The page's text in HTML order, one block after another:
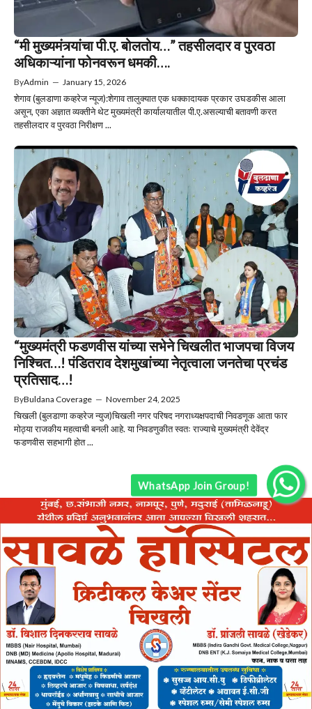
“मी मुख्यमंत्र्यांचा पी.ए. बोलतोय…” तहसीलदार व पुरवठा
अधिकाऱ्यांना फोनवरून धमकी….
ByAdmin — January 15, 2026
शेगाव (बुलडाणा कव्हरेज न्यूज):शेगाव तालुक्यात एक धक्कादायक प्रकार उघडकीस आला
असून, एका अज्ञात व्यक्तीने थेट मुख्यमंत्री कार्यालयातील पी.ए.असल्याची बतावणी करत
तहसीलदार व पुरवठा निरीक्षण ...
“मुख्यमंत्री फडणवीस यांच्या सभेने चिखलीत भाजपचा विजय
निश्चित…! पंडितराव देशमुखांच्या नेतृत्वाला जनतेचा प्रचंड
प्रतिसाद…!
ByBuldana Coverage — November 24, 2025
चिखली (बुलडाणा कव्हरेज न्युज)चिखली नगर परिषद नगराध्यक्षपदाची निवडणूक आता फार
मोठ्या राजकीय महत्वाची बनली आहे. या निवडणुकीत स्वतः राज्याचे मुख्यमंत्री देवेंद्र
फडणवीस सहभागी होत ...
WhatsApp Join Group!